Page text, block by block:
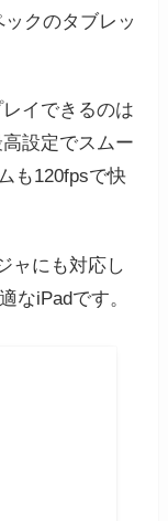
クのタブレッ
イできるのは
設定でスムー
も120fpsで快
ャにも対応し
なiPadです。